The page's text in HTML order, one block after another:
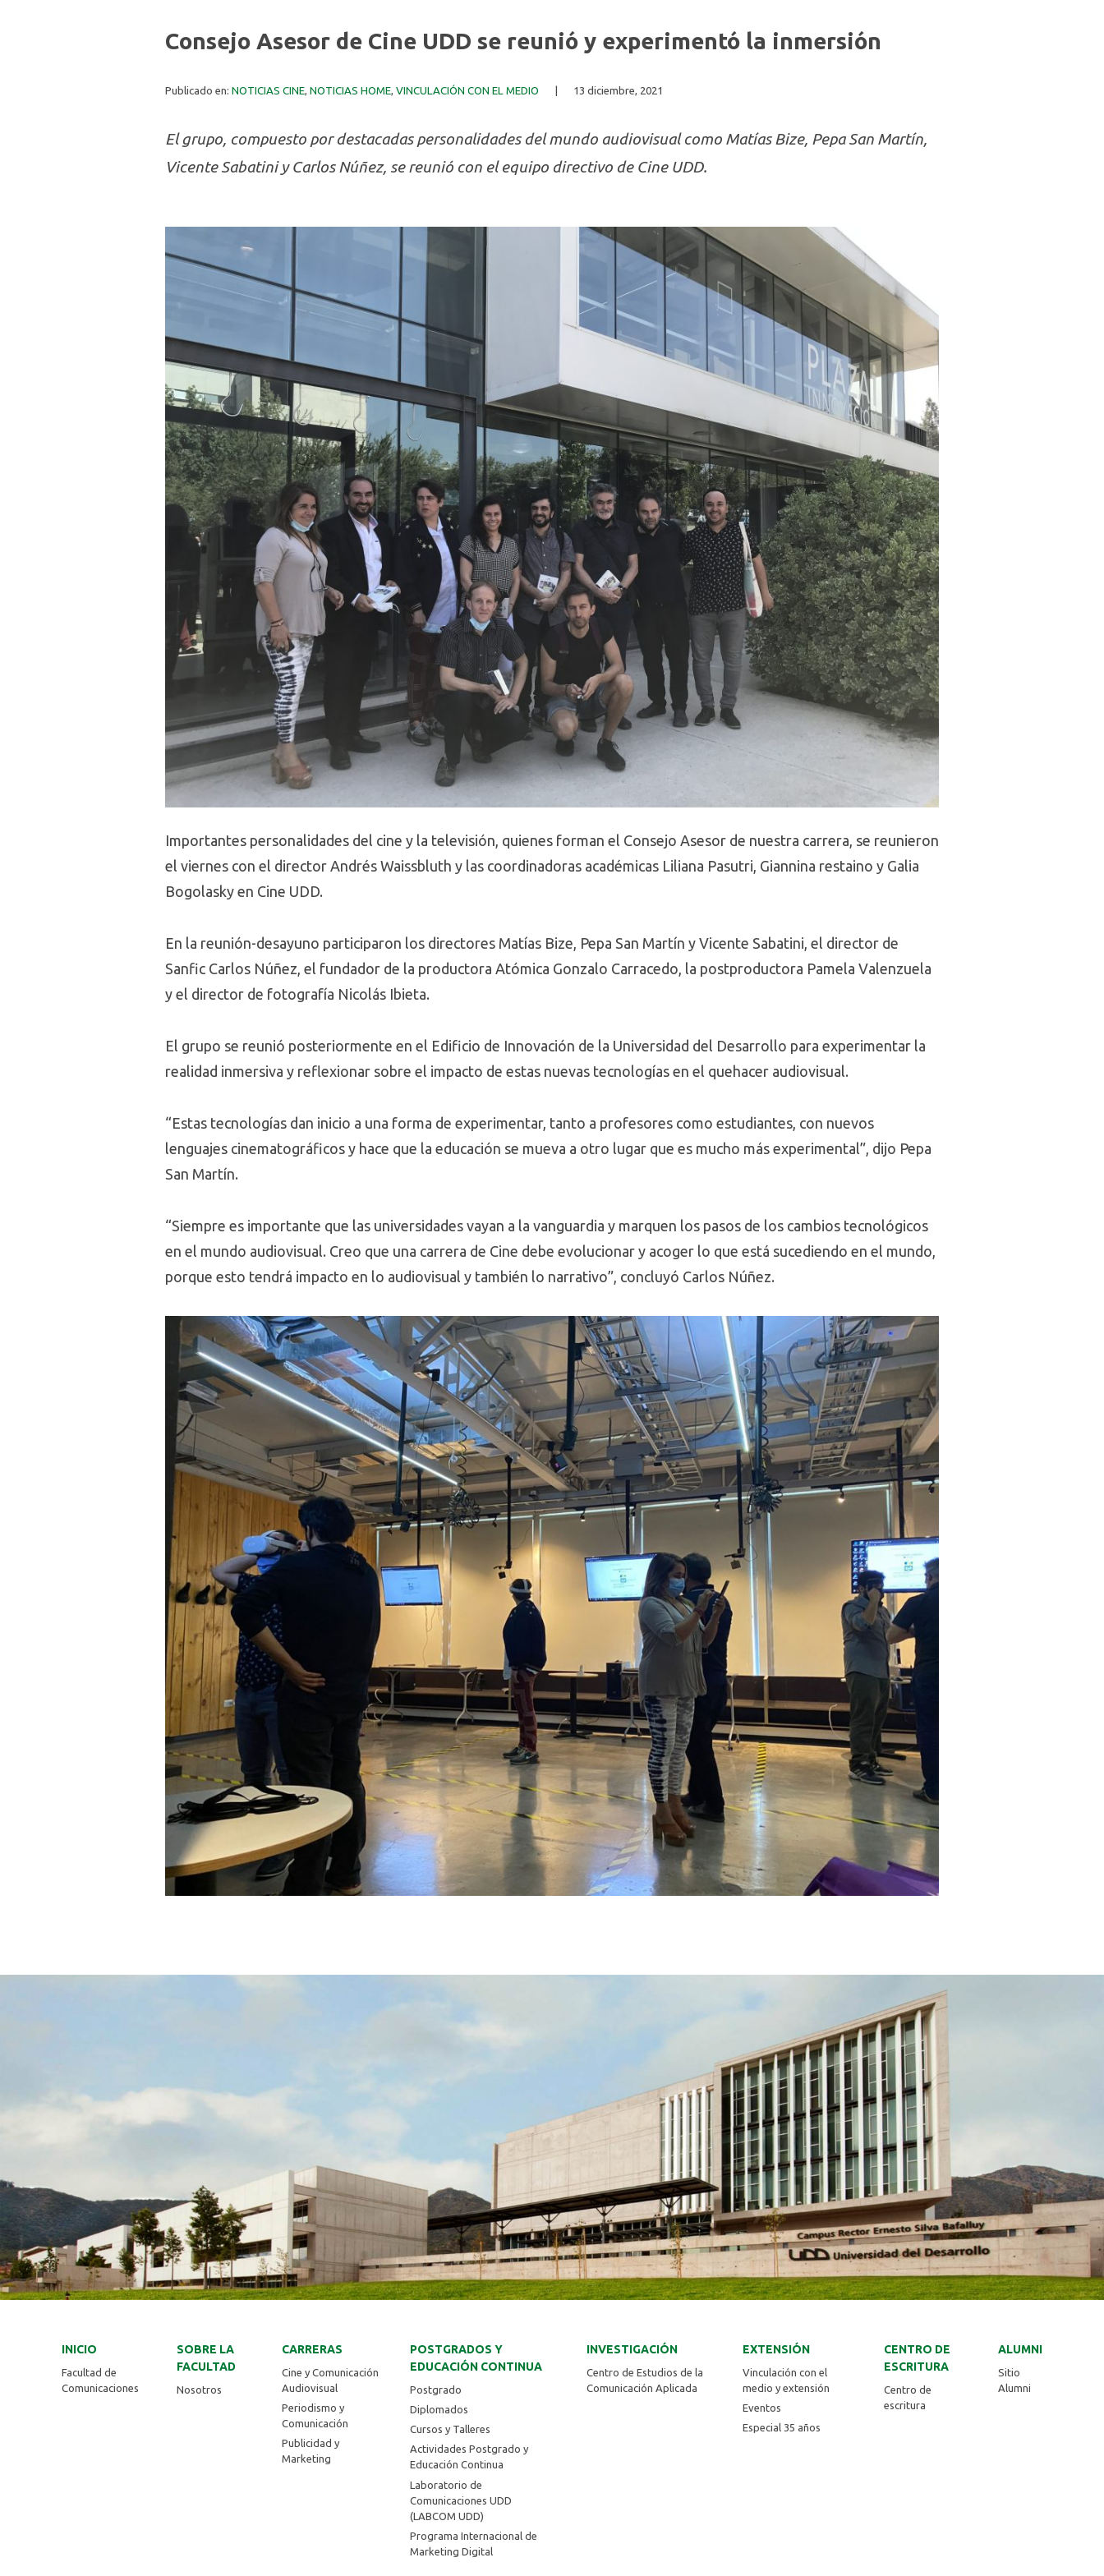
Consejo Asesor de Cine UDD se reunió y experimentó la inmersión
Publicado en: NOTICIAS CINE, NOTICIAS HOME, VINCULACIÓN CON EL MEDIO 13 diciembre, 2021
El grupo, compuesto por destacadas personalidades del mundo audiovisual como Matías Bize, Pepa San Martín,
Vicente Sabatini y Carlos Núñez, se reunió con el equipo directivo de Cine UDD.
Importantes personalidades del cine y la televisión, quienes forman el Consejo Asesor de nuestra carrera, se reunieron
el viernes con el director Andrés Waissbluth y las coordinadoras académicas Liliana Pasutri, Giannina restaino y Galia
Bogolasky en Cine UDD.
En la reunión-desayuno participaron los directores Matías Bize, Pepa San Martín y Vicente Sabatini, el director de
Sanfic Carlos Núñez, el fundador de la productora Atómica Gonzalo Carracedo, la postproductora Pamela Valenzuela
y el director de fotografía Nicolás Ibieta.
El grupo se reunió posteriormente en el Edificio de Innovación de la Universidad del Desarrollo para experimentar la
realidad inmersiva y reflexionar sobre el impacto de estas nuevas tecnologías en el quehacer audiovisual.
“Estas tecnologías dan inicio a una forma de experimentar, tanto a profesores como estudiantes, con nuevos
lenguajes cinematográficos y hace que la educación se mueva a otro lugar que es mucho más experimental”, dijo Pepa
San Martín.
“Siempre es importante que las universidades vayan a la vanguardia y marquen los pasos de los cambios tecnológicos
en el mundo audiovisual. Creo que una carrera de Cine debe evolucionar y acoger lo que está sucediendo en el mundo,
porque esto tendrá impacto en lo audiovisual y también lo narrativo”, concluyó Carlos Núñez.
INICIO
Facultad de
Comunicaciones
SOBRE LA
FACULTAD
Nosotros
CARRERAS
Cine y Comunicación
Audiovisual
Periodismo y
Comunicación
Publicidad y
Marketing
POSTGRADOS Y
EDUCACIÓN CONTINUA
Postgrado
Diplomados
Cursos y Talleres
Actividades Postgrado y
Educación Continua
Laboratorio de
Comunicaciones UDD
(LABCOM UDD)
Programa Internacional de
Marketing Digital
INVESTIGACIÓN
Centro de Estudios de la
Comunicación Aplicada
EXTENSIÓN
Vinculación con el
medio y extensión
Eventos
Especial 35 años
CENTRO DE
ESCRITURA
Centro de
escritura
ALUMNI
Sitio
Alumni